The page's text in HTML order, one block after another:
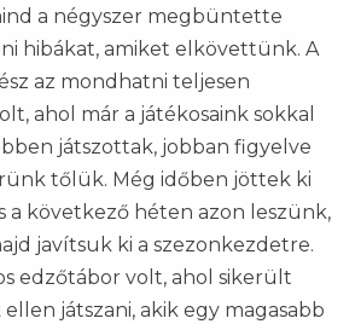
a négyszer megbüntette
hibákat, amiket elkövettünk. A
az mondhatni teljesen
ahol már a játékosaink sokkal
játszottak, jobban figyelve
tőlük. Még időben jöttek ki
a következő héten azon leszünk,
javítsuk ki a szezonkezdetre.
edzőtábor volt, ahol sikerült
játszani, akik egy magasabb